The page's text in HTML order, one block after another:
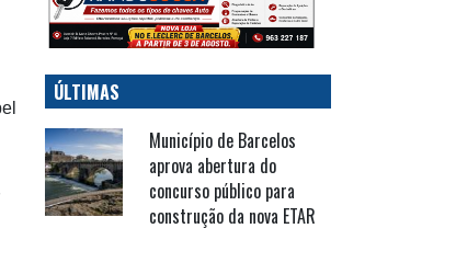
ÚLTIMAS
Município de Barcelos
aprova abertura do
concurso público para
construção da nova ETAR